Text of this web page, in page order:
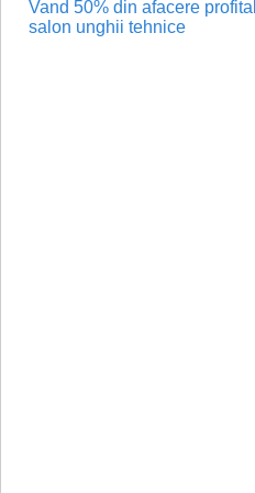
Vand 50% din afacere
salon unghii tehnice